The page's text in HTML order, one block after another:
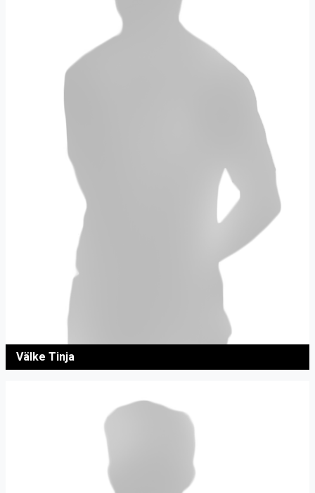
Välke Tinja